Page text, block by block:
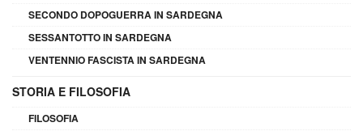
SECONDO DOPOGUERRA IN SARDEGNA
SESSANTOTTO IN SARDEGNA
VENTENNIO FASCISTA IN SARDEGNA
STORIA E FILOSOFIA
FILOSOFIA